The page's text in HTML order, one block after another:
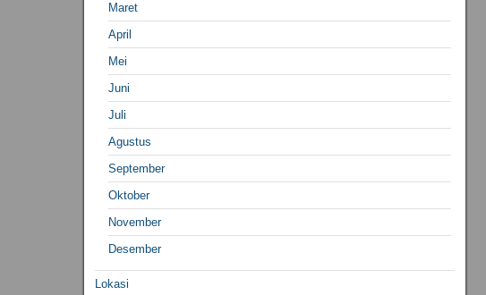
Maret
April
Mei
Juni
Juli
Agustus
September
Oktober
November
Desember
Lokasi